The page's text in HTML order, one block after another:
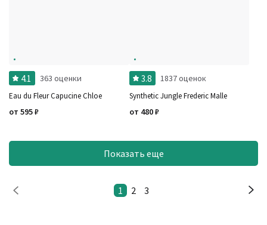
4.1 363 оценки
Eau du Fleur Capucine Chloe
от 595₽
3.8 1837 оценок
Synthetic Jungle Frederic Malle
от 480₽
Показать еще
1 2 3